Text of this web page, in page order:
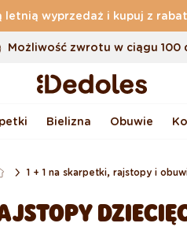
letnią wyprzedaż i kupuj z
dostawa zamówień o wartości
Możliwość zwrotu w ciągu 100
wzornictwo stworzone
Bielizna Obuwie
1 + 1 na skarpetki, rajstopy i